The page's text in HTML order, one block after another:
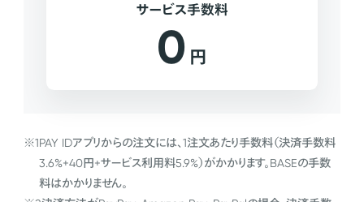
サービス手数料
0 円
※1PAY IDアプリからの注文には、1注文あたり手数料（決済手数料
3.6%+40円+サービス利用料5.9%）がかかります。BASEの手数
料はかかりません。